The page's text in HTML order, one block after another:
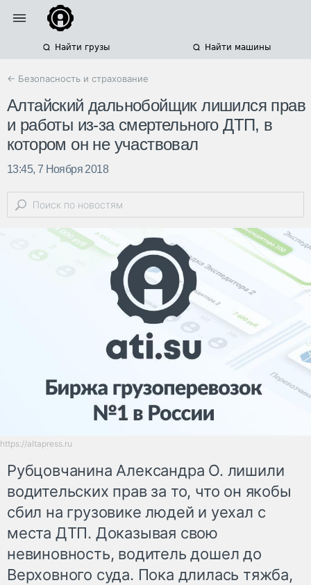
Найти грузы Найти машины
← Безопасность и страхование
Алтайский дальнобойщик лишился прав
и работы из-за смертельного ДТП, в
котором он не участвовал
13:45, 7 Ноября 2018
https://altapress.ru
Рубцовчанина Александра О. лишили
водительских прав за то, что он якобы
сбил на грузовике людей и уехал с
места ДТП. Доказывая свою
невиновность, водитель дошел до
Верховного суда. Пока длилась тяжба,